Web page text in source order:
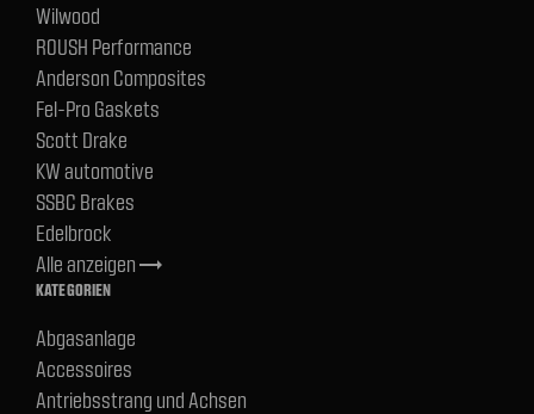
Wilwood
ROUSH Performance
Anderson Composites
Fel-Pro Gaskets
Scott Drake
KW automotive
SSBC Brakes
Edelbrock
Alle anzeigentrending_flat
KATEGORIEN
Abgasanlage
Accessoires
Antriebsstrang und Achsen